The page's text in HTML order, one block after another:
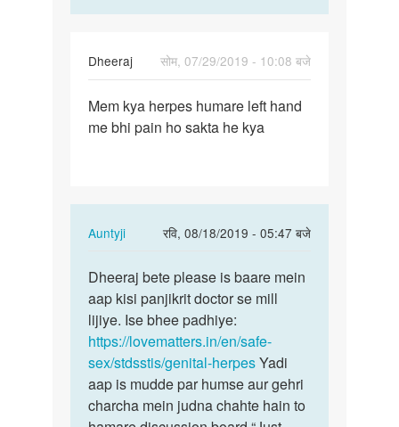
Dheeraj
सोम, 07/29/2019 - 10:08 बजे
Mem
kya
Mem kya herpes humare left hand
me bhi pain ho sakta he kya
Auntyji
रवि, 08/18/2019 - 05:47 बजे
In
to
Mem
kya
herpes
humare
left…
by
Dheeraj
bete
please
is
baare…
Dheeraj bete please is baare mein
aap kisi panjikrit doctor se mill
lijiye. Ise bhee padhiye:
https://lovematters.in/en/safe-
sex/stdsstis/genital-herpesYadi
aap is mudde par humse aur gehri
charcha mein judna chahte hain to